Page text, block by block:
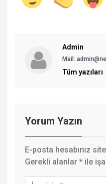
Admin
Mail:
Tüm yazıları
Yorum Yazın
E-posta hesabınız
Gerekli alanlar * ile